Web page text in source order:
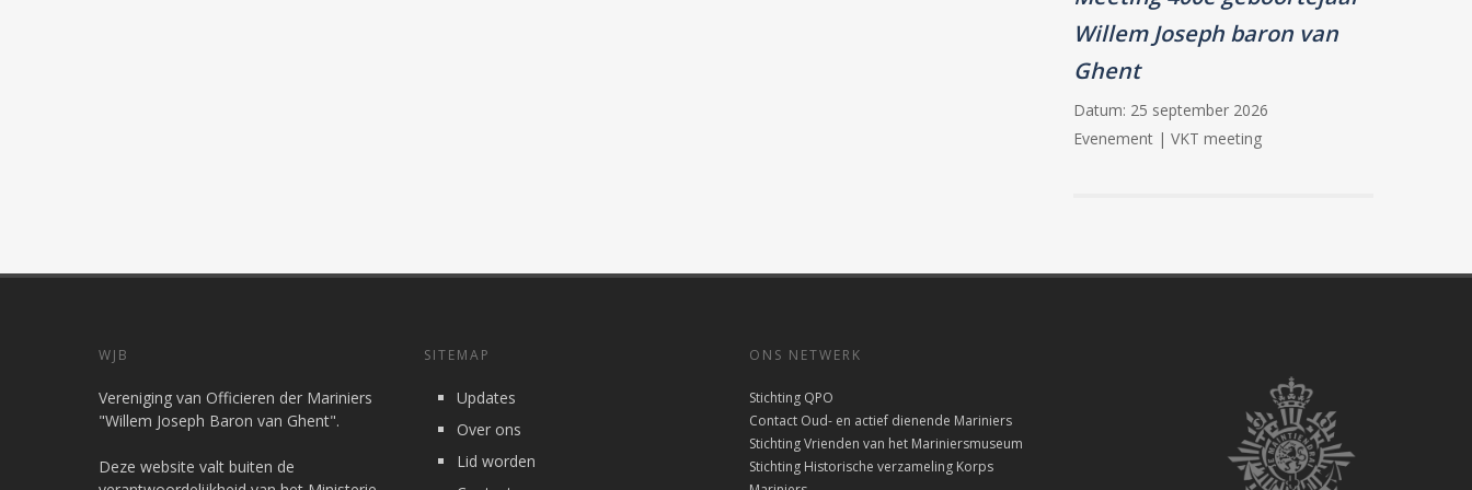
Willem Joseph baron van
Ghent
Datum: 25 september 2026
Evenement | VKT meeting
WJB
Vereniging van Officieren der Mariniers
"Willem Joseph Baron van Ghent".
Deze website valt buiten de
SITEMAP
Updates
Over ons
Lid worden
ONS NETWERK
Stichting QPO
Contact Oud- en actief dienende Mariniers
Stichting Vrienden van het Mariniersmuseum
Stichting Historische verzameling Korps